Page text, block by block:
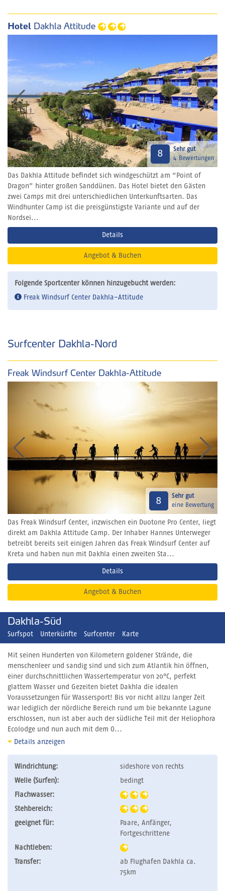
Hotel Dakhla Attitude
8
Sehr gut
4 Bewertungen
Das Dakhla Attitude befindet sich windgeschützt am “Point of
Dragon” hinter großen Sanddünen. Das Hotel bietet den Gästen
zwei Camps mit drei unterschiedlichen Unterkunftsarten. Das
Windhunter Camp ist die preisgünstigste Variante und auf der
Nordsei...
Details
Angebot & Buchen
Folgende Sportcenter können hinzugebucht werden:
Freak Windsurf Center Dakhla-Attitude
Surfcenter Dakhla-Nord
Freak Windsurf Center Dakhla-Attitude
8
Sehr gut
eine Bewertung
Das Freak Windsurf Center, inzwischen ein Duotone Pro Center, liegt
direkt am Dakhla Attitude Camp. Der Inhaber Hannes Unterweger
betreibt bereits seit einigen Jahren das Freak Windsurf Center auf
Kreta und haben nun mit Dakhla einen zweiten Sta...
Details
Angebot & Buchen
Dakhla-Süd
Surfspot Unterkünfte Surfcenter Karte
Mit seinen Hunderten von Kilometern goldener Strände, die
menschenleer und sandig sind und sich zum Atlantik hin öffnen,
einer durchschnittlichen Wassertemperatur von 20°C, perfekt
glattem Wasser und Gezeiten bietet Dakhla die idealen
Voraussetzungen für Wassersport! Bis vor nicht allzu langer Zeit
war lediglich der nördliche Bereich rund um bie bekannte Lagune
erschlossen, nun ist aber auch der südliche Teil mit der Heliophora
Ecolodge und nun auch mit dem O...
Details anzeigen
Windrichtung:
sideshore von rechts
Welle (Surfen):
bedingt
Flachwasser:
Stehbereich:
geeignet für:
Paare, Anfänger,
Fortgeschrittene
Nachtleben:
Transfer:
ab Flughafen Dakhla ca.
75km